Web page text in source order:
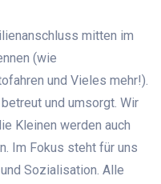
mitten im
(wie
und Vieles mehr!).
und umsorgt. Wir
Kleinen werden auch
Im Fokus steht für uns
Sozialisation. Alle